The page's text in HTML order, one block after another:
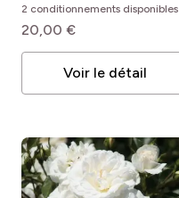
2 conditionnements disponibles
20,00 €
Voir le détail